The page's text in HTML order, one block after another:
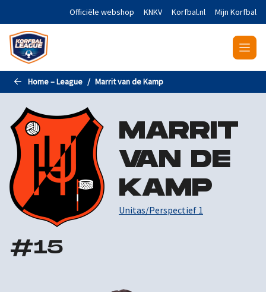
Naar de hoofdinhoud gaanOfficiële webshop KNKV Korfbal.nl Mijn Korfbal
Home – League Marrit van de Kamp
MARRIT
VAN DE
KAMP
Unitas/Perspectief 1
#15